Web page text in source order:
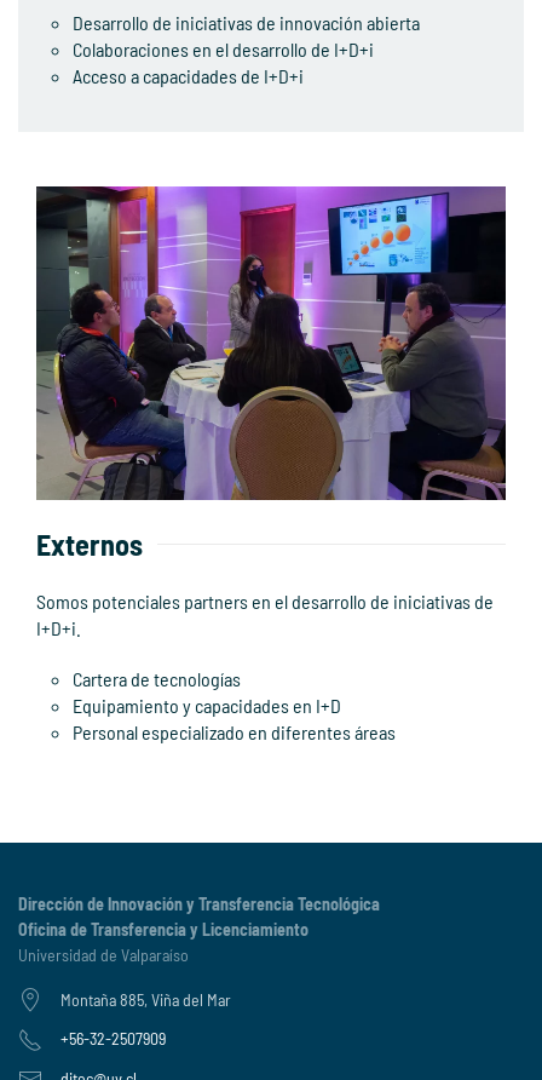
Desarrollo de iniciativas de innovación abierta
Colaboraciones en el desarrollo de I+D+i
Acceso a capacidades de I+D+i
Externos
Somos potenciales partners en el desarrollo de iniciativas de
I+D+i.
Cartera de tecnologías
Equipamiento y capacidades en I+D
Personal especializado en diferentes áreas
Dirección de Innovación y Transferencia Tecnológica
Oficina de Transferencia y Licenciamiento
Universidad de Valparaíso
Montaña 885, Viña del Mar
+56-32-2507909